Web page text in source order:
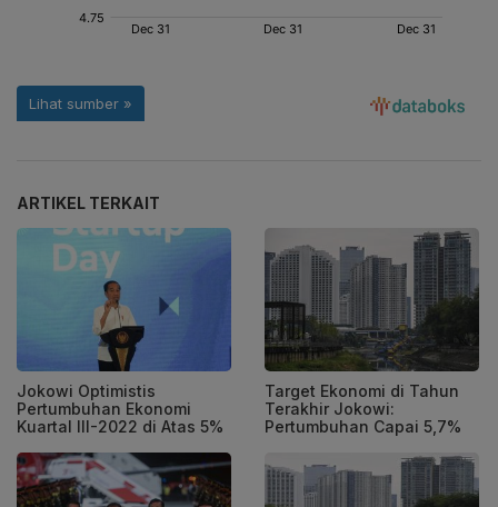
ARTIKEL TERKAIT
Jokowi Optimistis
Pertumbuhan Ekonomi
Kuartal III-2022 di Atas 5%
Target Ekonomi di Tahun
Terakhir Jokowi:
Pertumbuhan Capai 5,7%